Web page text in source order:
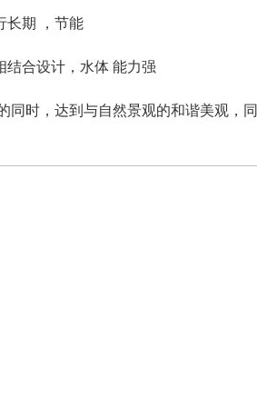
长期 ，节能
结合设计，水体 能力强
同时，达到与自然景观的和谐美观，